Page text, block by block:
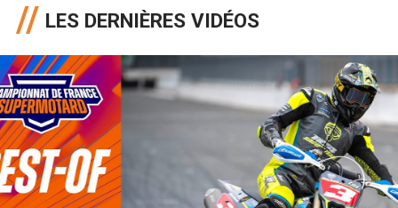
LES DERNIÈRES VIDÉOS